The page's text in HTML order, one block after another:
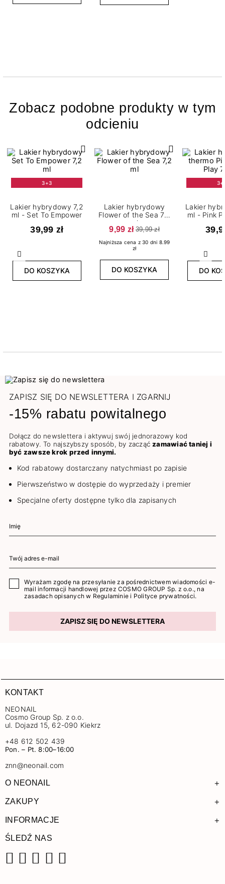
Zobacz podobne produkty w tym
odcieniu
Poprzedni
3+3
Lakier hybrydowy 7,2
ml - Set To Empower
39,99 zł
DO KOSZYKA
Lakier hybrydowy
Flower of the Sea 7,2
ml
9,99 zł 39,99 zł
Najniższa cena z 30 dni 8.99
zł
DO KOSZYKA
Lakier
ml - Pink
DO
ZAPISZ SIĘ DO NEWSLETTERA I ZGARNIJ
-15% rabatu powitalnego
Dołącz do newslettera i aktywuj swój jednorazowy kod
rabatowy. To najszybszy sposób, by zacząćzamawiać taniej i
być zawsze krok przed innymi.
Kod rabatowy dostarczany natychmiast po zapisie
Pierwszeństwo w dostępie do wyprzedaży i premier
Specjalne oferty dostępne tylko dla zapisanych
Wyrażam zgodę na przesyłanie za pośrednictwem wiadomości e-
mail informacji handlowej przez COSMO GROUP Sp. z o.o., na
zasadach opisanych w Regulaminie i Polityce prywatności.
ZAPISZ SIĘ DO NEWSLETTERA
KONTAKT
NEONAIL
Cosmo Group Sp. z o.o.
ul. Dojazd 15, 62-090 Kiekrz
+48 612 502 439
Pon. – Pt. 8:00–16:00
znn@neonail.com
O NEONAIL +
ZAKUPY +
INFORMACJE +
ŚLEDŹ NAS